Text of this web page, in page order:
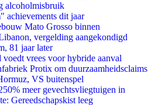
alcoholmisbruik
dit jaar
Mato Grosso binnen
vergelding aangekondigd
81 jaar later
vrees voor hybride aanval
Protix om duurzaamheidsclaims
VS buitenspel
meer gevechtsvliegtuigen in
Gereedschapskist leeg